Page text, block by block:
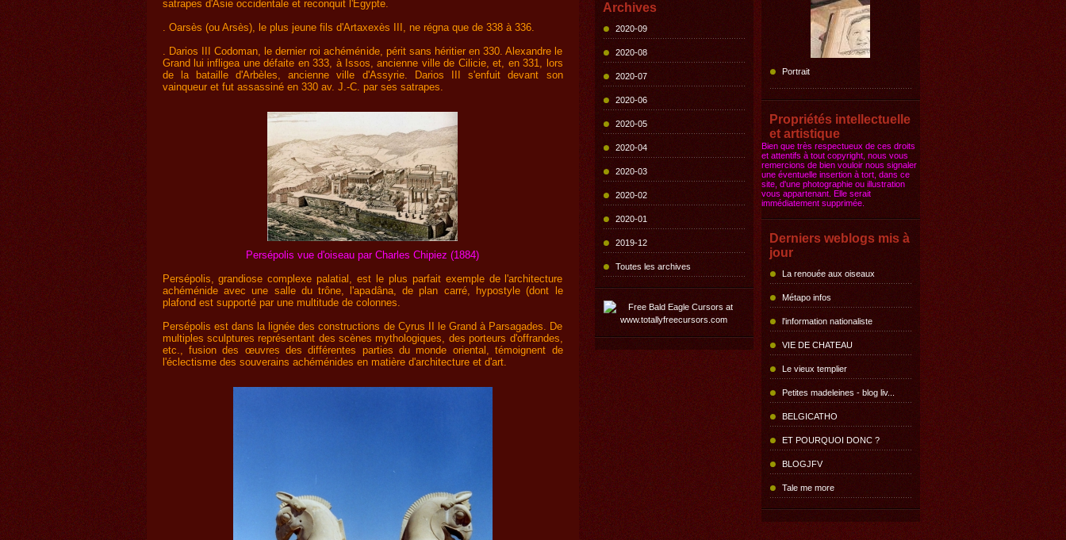
Portrait
Propriétés intellectuelle
et artistique
Bien que très respectueux de ces droits
et attentifs à tout copyright, nous vous
remercions de bien vouloir nous signaler
une éventuelle insertion à tort, dans ce
site, d'une photographie ou illustration
vous appartenant. Elle serait
immédiatement supprimée.
Derniers weblogs mis à
jour
La renouée aux oiseaux
Métapo infos
l'information nationaliste
VIE DE CHATEAU
Le vieux templier
Petites madeleines - blog liv...
BELGICATHO
ET POURQUOI DONC ?
BLOGJFV
Tale me more
Archives
2020-09
2020-08
2020-07
2020-06
2020-05
2020-04
2020-03
2020-02
2020-01
2019-12
Toutes les archives
satrapes d'Asie occidentale et reconquit l'Égypte.
. Oarsès (ou Arsès), le plus jeune fils d'Artaxexès III, ne régna que de 338 à 336.
. Darios III Codoman, le dernier roi achéménide, périt sans héritier en 330. Alexandre le
Grand lui infligea une défaite en 333, à Issos, ancienne ville de Cilicie, et, en 331, lors
de la bataille d'Arbèles, ancienne ville d'Assyrie. Darios III s'enfuit devant son
vainqueur et fut assassiné en 330 av. J.-C. par ses satrapes.
Persépolis vue d'oiseau par Charles Chipiez (1884)
Persépolis, grandiose complexe palatial, est le plus parfait exemple de l'architecture
achéménide avec une salle du trône, l'apadâna, de plan carré, hypostyle (dont le
plafond est supporté par une multitude de colonnes.
Persépolis est dans la lignée des constructions de Cyrus II le Grand à Parsagades. De
multiples sculptures représentant des scènes mythologiques, des porteurs d'offrandes,
etc., fusion des œuvres des différentes parties du monde oriental, témoignent de
l'éclectisme des souverains achéménides en matière d'architecture et d'art.